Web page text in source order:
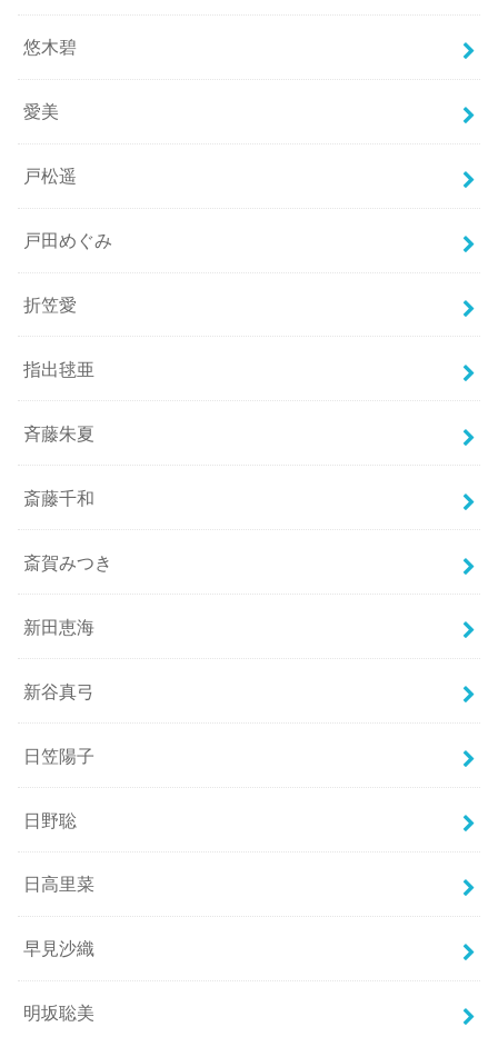
悠木碧
愛美
戸松遥
戸田めぐみ
折笠愛
指出毬亜
斉藤朱夏
斎藤千和
斎賀みつき
新田恵海
新谷真弓
日笠陽子
日野聡
日高里菜
早見沙織
明坂聡美